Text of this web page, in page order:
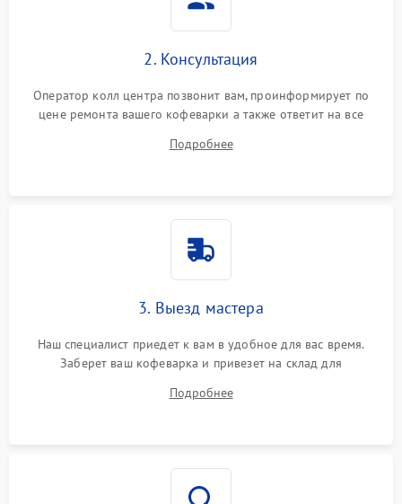
2. Консультация
Оператор колл центра позвонит вам, проинформирует по
цене ремонта вашего кофеварки а также ответит на все
Подробнее
3. Выезд мастера
Наш специалист приедет к вам в удобное для вас время.
Заберет ваш кофеварка и привезет на склад для
Подробнее